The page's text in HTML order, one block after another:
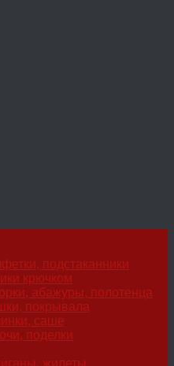
подстаканники
крючком
абажуры, полотенца
покрывала
саше
поделки
жилеты